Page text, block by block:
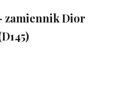
zamiennik Dior